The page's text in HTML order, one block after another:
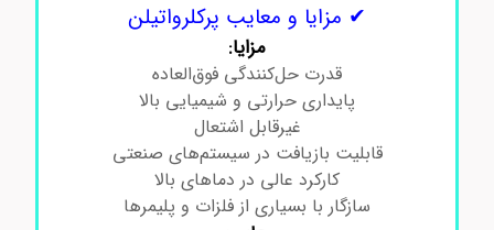
✔ مزایا و معایب پرکلرواتیلن
مزایا:
قدرت حل‌کنندگی فوق‌العاده
پایداری حرارتی و شیمیایی بالا
غیرقابل اشتعال
قابلیت بازیافت در سیستم‌های صنعتی
کارکرد عالی در دماهای بالا
سازگار با بسیاری از فلزات و پلیمرها